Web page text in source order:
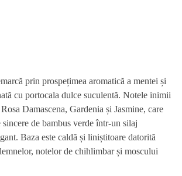
prin prospețimea aromatică a mentei și
cu portocala dulce suculentă. Notele inimii
Damascena, Gardenia și Jasmine, care
de bambus verde într-un silaj
Baza este caldă și liniștitoare datorită
notelor de chihlimbar și moscului